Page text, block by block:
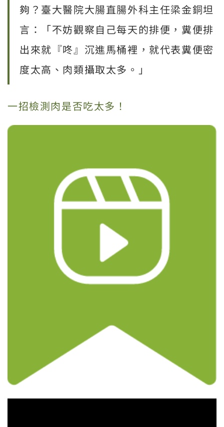
夠？臺大醫院大腸直腸外科主任梁金銅坦
言：「不妨觀察自己每天的排便，糞便排
出來就『咚』沉進馬桶裡，就代表糞便密
度太高、肉類攝取太多。」
一招檢測肉是否吃太多！